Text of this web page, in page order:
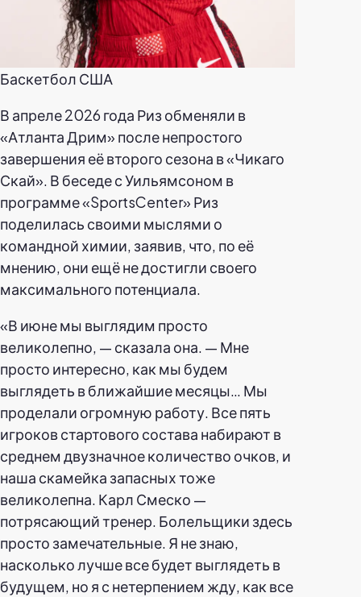
Баскетбол США
В апреле 2026 года Риз обменяли в
«Атланта Дрим» после непростого
завершения её второго сезона в «Чикаго
Скай». В беседе с Уильямсоном в
программе «SportsCenter» Риз
поделилась своими мыслями о
командной химии, заявив, что, по её
мнению, они ещё не достигли своего
максимального потенциала.
«В июне мы выглядим просто
великолепно, — сказала она. — Мне
просто интересно, как мы будем
выглядеть в ближайшие месяцы… Мы
проделали огромную работу. Все пять
игроков стартового состава набирают в
среднем двузначное количество очков, и
наша скамейка запасных тоже
великолепна. Карл Смеско —
потрясающий тренер. Болельщики здесь
просто замечательные. Я не знаю,
насколько лучше все будет выглядеть в
будущем, но я с нетерпением жду, как все